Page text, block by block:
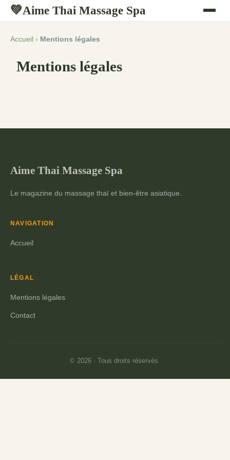
💚Aime Thai Massage Spa
Accueil › Mentions légales
Mentions légales
Aime Thai Massage Spa
Le magazine du massage thaï et bien-être asiatique.
NAVIGATION
Accueil
LÉGAL
Mentions légales
Contact
© 2026 · Tous droits réservés.